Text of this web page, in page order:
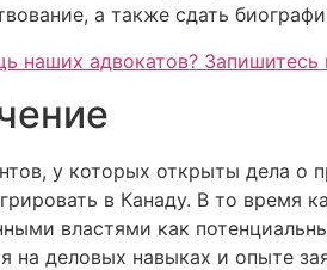
а также сдать
наших адвокатов? Запишитесь
у которых открыты дела о
в Канаду. В то время
властями как
на деловых навыках и опыте